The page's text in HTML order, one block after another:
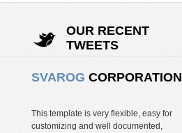
OUR RECENT
TWEETS
SVAROG CORPORATION
This template is very flexible, easy for
customizing and well documented,